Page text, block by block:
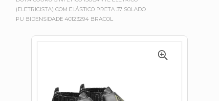
(ELETRICISTA) COM ELÁSTICO PRETA 37 SOLADO
PU BIDENSIDADE 40123294 BRACOL